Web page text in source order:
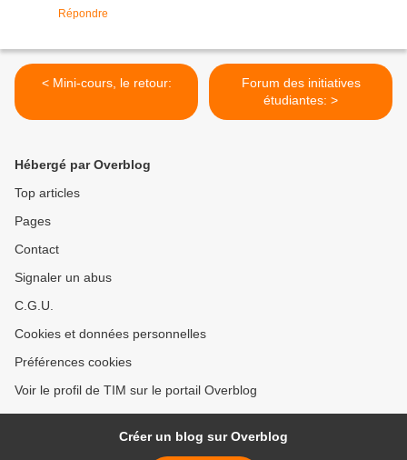
Répondre
< Mini-cours, le retour:
Forum des initiatives
étudiantes: >
Hébergé par Overblog
Top articles
Pages
Contact
Signaler un abus
C.G.U.
Cookies et données personnelles
Préférences cookies
Voir le profil de TIM sur le portail Overblog
Créer un blog sur Overblog